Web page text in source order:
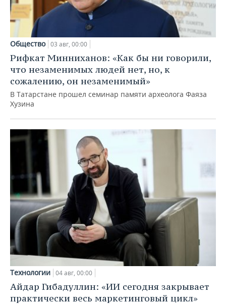
Общество 03 авг, 00:00
Рифкат Минниханов: «Как бы ни говорили,
что незаменимых людей нет, но, к
сожалению, он незаменимый»
В Татарстане прошел семинар памяти археолога Фаяза
Хузина
Технологии 04 авг, 00:00
Айдар Гибадуллин: «ИИ сегодня закрывает
практически весь маркетинговый цикл»